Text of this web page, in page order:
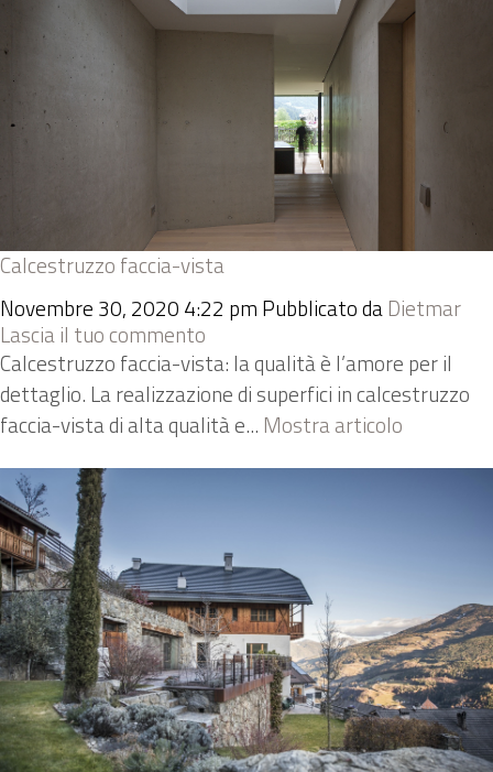
Calcestruzzo faccia-vista
Novembre 30, 2020 4:22 pm Pubblicato da Dietmar
Lascia il tuo commento
Calcestruzzo faccia-vista: la qualità è l’amore per il
dettaglio. La realizzazione di superfici in calcestruzzo
faccia-vista di alta qualità e... Mostra articolo